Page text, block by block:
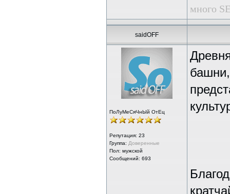
много
saidOFF
ПоЛуМеСяЧнЫй ОтЕц
Репутация: 23
Группа: Доверенные
Пол: мужской
Сообщений: 693